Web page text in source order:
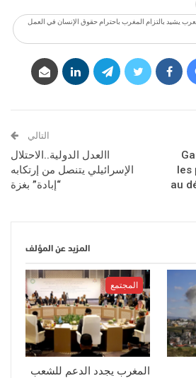
يشيد بالتزام المغرب باحترام حقوق الإنسان في العمل
les
au
التالي
االعدل الدولية..الاحتلال
الإسرائيلي يتنصل من إرتكابه
“إبادة” بغزة
المزيد عن المؤلف
المجتمع
المغرب يجدد الدعم للشعب